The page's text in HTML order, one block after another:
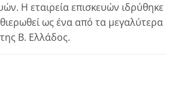
Η εταιρεία επισκευών ιδρύθηκε
ως ένα από τα μεγαλύτερα
Β. Ελλάδος.